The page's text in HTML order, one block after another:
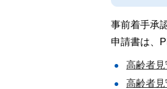
事前着手承
申請書は、
高齢者
高齢者